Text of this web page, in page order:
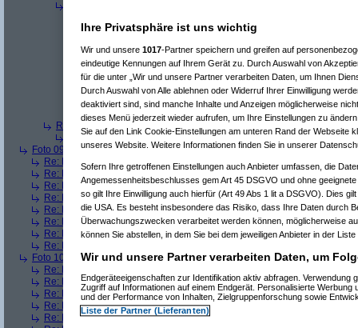
Re(5): Foto 08(incalam 26.05.2008, 20:56:14)
Re(7): Foto 08(incalam 26.05.2008, 21:25:52)
Re(8): Foto 08(Hardware_Crasham 26.05.2008,
Re(9): Foto 08(incalam 26.05.2008, 21:55:49)
Re(10): Foto 08( Hardware_Crasham
Re(11): Foto 08( incalam 26.05.2008,
Re(12): Foto 08 (Hardware_Crasham
Re(2): Foto 08
Srv-02
am 26.05.2008, 09:58:02)
Re(3): Foto 08(incalam 26.05.2008, 20:46:08)
Foto 09
phjam 21.05.2008, 17:46:17)
Re: Foto 09
AVS
am 21.05.2008, 20:38:43)
Re: Foto 09
roo_kie
am 22.05.2008, 00:06:11)
Re: Foto 09(gibberisham 23.05.2008, 09:03:43)
Re: Foto 09(Amorphisam 23.05.2008, 10:40:33)
Re: Foto 09 (Ugh!am 23.05.2008, 11:38:45)
Re: Foto 09(ms mcgyveram 23.05.2008, 22:45:45)
Re: Foto 09(Hardware_Crasham 23.05.2008, 23:49:18)
Re: Foto 09
Foto 10
phjam 21.05.2008, 17:46:40)
Re: Foto 10
Re: Foto 10(gibberisham 23.05.2008, 09:05:46)
Re: Foto 10(Amorphisam 23.05.2008, 10:42:24)
Re: Foto 10(Ugh!am 23.05.2008, 11:40:50)
Re: Foto 10(ms mcgyveram 23.05.2008, 22:50:31)
Ihre Privatsphäre ist uns wichtig
Wir und unsere 1017-Partner speichern und greifen auf
eindeutige Kennungen auf Ihrem Gerät zu. Durch Auswahl von
für die unter „Wir und unsere Partner verarbeiten Daten, um Ihnen
Durch Auswahl von Alle ablehnen oder Widerruf Ihrer Einwilligung
deaktiviert sind, sind manche Inhalte und Anzeigen möglicherweise
dieses Menü jederzeit wieder aufrufen, um Ihre Einstellungen zu
Sie auf den Link Cookie-Einstellungen am unteren Rand der Webseite
unseres Website. Weitere Informationen finden Sie in unserer
Sofern Ihre getroffenen Einstellungen auch Anbieter umfassen, die
Angemessenheitsbeschlusses gem Art 45 DSGVO und ohne
so gilt Ihre Einwilligung auch hierfür (Art 49 Abs 1 lit a DSGVO). Dies
die USA. Es besteht insbesondere das Risiko, dass Ihre Daten durch
Überwachungszwecken verarbeitet werden können, möglicherweise
können Sie abstellen, in dem Sie bei dem jeweiligen Anbieter in der
Wir und unsere Partner verarbeiten Daten, um
Endgeräteeigenschaften zur Identifikation aktiv abfragen. Verwendung
Zugriff auf Informationen auf einem Endgerät. Personalisierte Werbung
und der Performance von Inhalten, Zielgruppenforschung sowie
Liste der Partner (Lieferanten)